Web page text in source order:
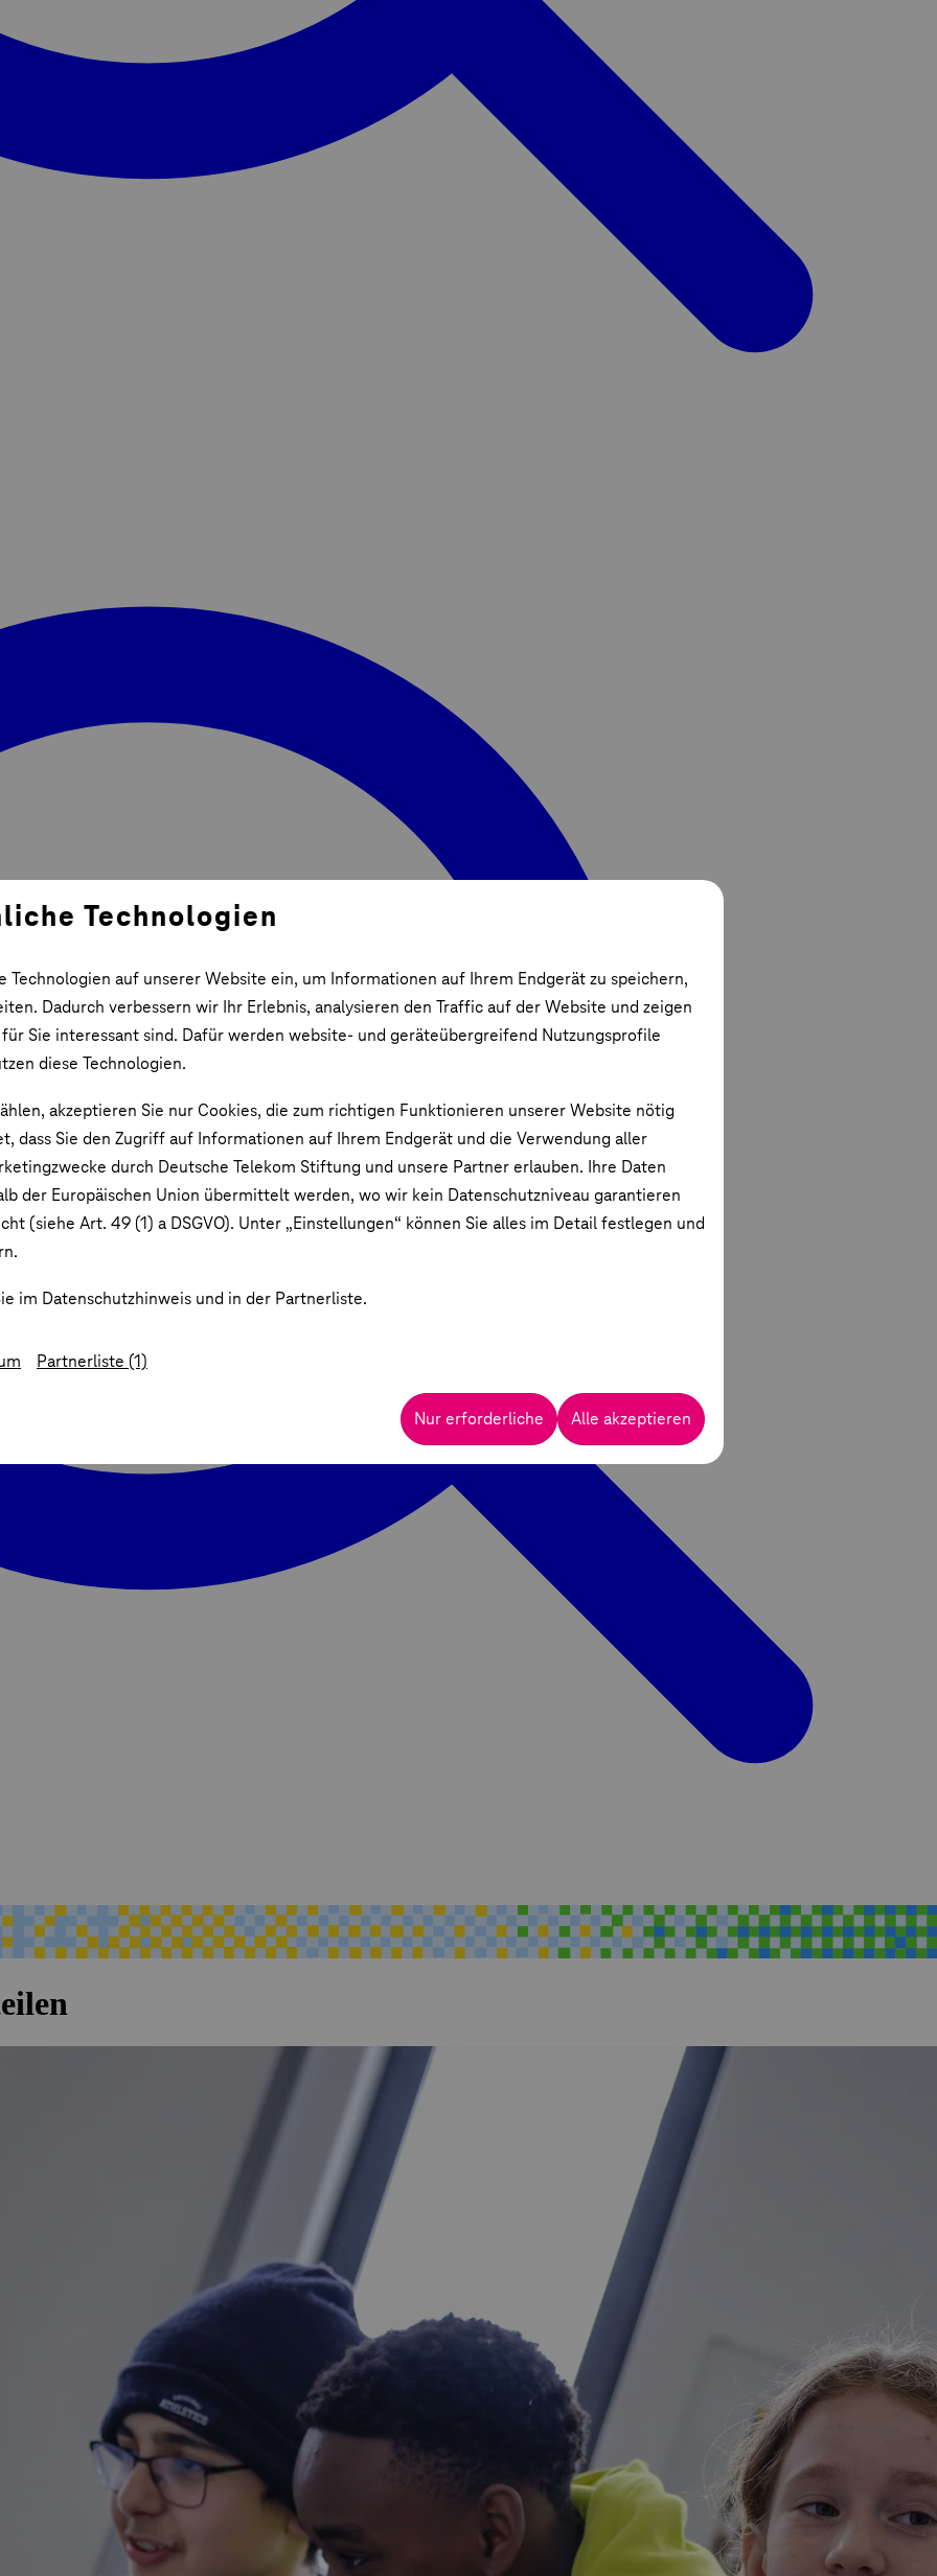
Technologien
Technologien auf unserer Website ein, um Informationen auf Ihrem Endgerät zu speichern,
Dadurch verbessern wir Ihr Erlebnis, analysieren den Traffic auf der Website und zeigen
Sie interessant sind. Dafür werden website- und geräteübergreifend Nutzungsprofile
diese Technologien.
akzeptieren Sie nur Cookies, die zum richtigen Funktionieren unserer Website nötig
dass Sie den Zugriff auf Informationen auf Ihrem Endgerät und die Verwendung aller
durch Deutsche Telekom Stiftung und unsere Partner erlauben. Ihre Daten
der Europäischen Union übermittelt werden, wo wir kein Datenschutzniveau garantieren
(siehe Art. 49 (1) a DSGVO). Unter „Einstellungen“ können Sie alles im Detail festlegen und
im Datenschutzhinweis und in der Partnerliste.
Partnerliste (1)
Nur erforderliche Alle akzeptieren